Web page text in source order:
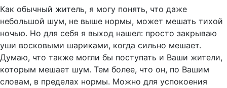
Как обычный житель, я могу понять, что даже
небольшой шум, не выше нормы, может мешать тихой
ночью. Но для себя я выход нашел: просто закрываю
уши восковыми шариками, когда сильно мешает.
Думаю, что также могли бы поступать и Ваши жители,
которым мешает шум. Тем более, что он, по Вашим
словам, в пределах нормы. Можно для успокоения